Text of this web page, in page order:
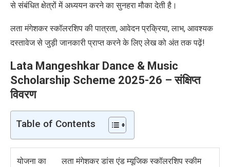
से संबंधित क्षेत्रों में अध्ययन करने का सुनहरा मौका देती है।
लता मंगेशकर स्कॉलरशिप की पात्रता, आवेदन प्रक्रिया,लाभ, आवश्यक
दस्तावेज से जुड़ी जानकारी प्राप्त करने के लिए लेख को अंत तक पढ़ें!
Lata Mangeshkar Dance & Music
Scholarship Scheme 2025-26 –संक्षिप्त
विवरण
Table of Contents
योजना का
लता मंगेशकर डांस एंड म्यूजिक स्कॉलरशिपस्कीम